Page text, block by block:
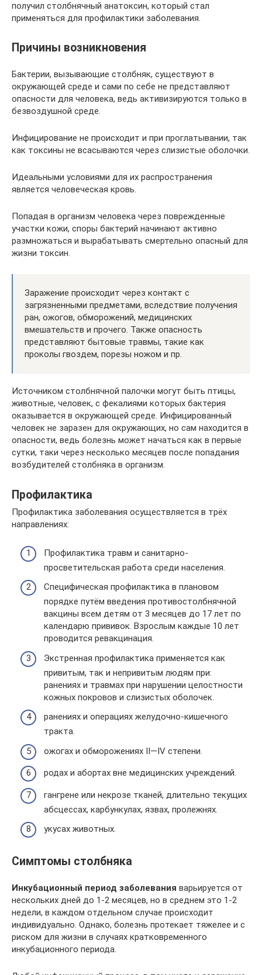
получил столбнячный анатоксин, который стал
применяться для профилактики заболевания.
Причины возникновения
Бактерии, вызывающие столбняк, существуют в
окружающей среде и сами по себе не представляют
опасности для человека, ведь активизируются только в
безвоздушной среде.
Инфицирование не происходит и при проглатывании, так
как токсины не всасываются через слизистые оболочки.
Идеальными условиями для их распространения
является человеческая кровь.
Попадая в организм человека через поврежденные
участки кожи, споры бактерий начинают активно
размножаться и вырабатывать смертельно опасный для
жизни токсин.
Заражение происходит через контакт с
загрязненными предметами, вследствие получения
ран, ожогов, обморожений, медицинских
вмешательств и прочего. Также опасность
представляют бытовые травмы, такие как
проколы гвоздем, порезы ножом и пр.
Источником столбнячной палочки могут быть птицы,
животные, человек, с фекалиями которых бактерия
оказывается в окружающей среде. Инфицированный
человек не заразен для окружающих, но сам находится в
опасности, ведь болезнь может начаться как в первые
сутки, таки через несколько месяцев после попадания
возбудителей столбняка в организм.
Профилактика
Профилактика заболевания осуществляется в трёх
направлениях:
Профилактика травм и санитарно-
просветительская работа среди населения.
Специфическая профилактика в плановом
порядке путём введения противостолбнячной
вакцины всем детям от 3 месяцев до 17 лет по
календарю прививок. Взрослым каждые 10 лет
проводится ревакцинация.
Экстренная профилактика применяется как
привитым, так и непривитым людям при:
ранениях и травмах при нарушении целостности
кожных покровов и слизистых оболочек.
ранениях и операциях желудочно-кишечного
тракта.
ожогах и обморожениях II—IV степени.
родах и абортах вне медицинских учреждений.
гангрене или некрозе тканей, длительно текущих
абсцессах, карбункулах, язвах, пролежнях.
укусах животных.
Симптомы столбняка
Инкубационный период заболевания варьируется от
нескольких дней до 1-2 месяцев, но в среднем это 1-2
недели, в каждом отдельном случае происходит
индивидуально. Однако, болезнь протекает тяжелее и с
риском для жизни в случаях кратковременного
инкубационного периода.